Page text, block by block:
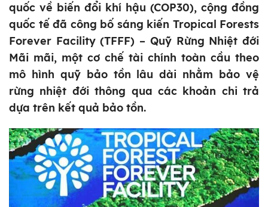
quốc về biến đổi khí hậu (COP30), cộng đồng
quốc tế đã công bố sáng kiến Tropical Forests
Forever Facility (TFFF) – Quỹ Rừng Nhiệt đới
Mãi mãi, một cơ chế tài chính toàn cầu theo
mô hình quỹ bảo tồn lâu dài nhằm bảo vệ
rừng nhiệt đới thông qua các khoản chi trả
dựa trên kết quả bảo tồn.